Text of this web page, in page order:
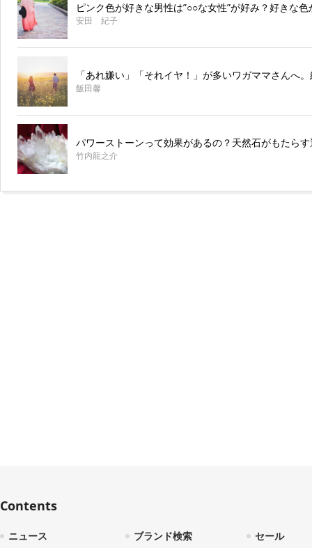
ピンク色が好きな男性は”○○な女性”が好み？好きな
安田 紀子
「あれ嫌い」「それイヤ！」が多いワガママさんへ
飯田馨
パワーストーンって効果があるの？天然石がもたら
竹内龍之介
Contents
ニュース ブランド検索 セール